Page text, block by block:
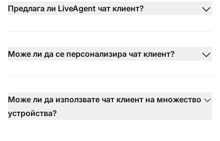
Предлага ли LiveAgent чат клиент?
Може ли да се персонализира чат клиент?
Може ли да използвате чат клиент на множество
устройства?